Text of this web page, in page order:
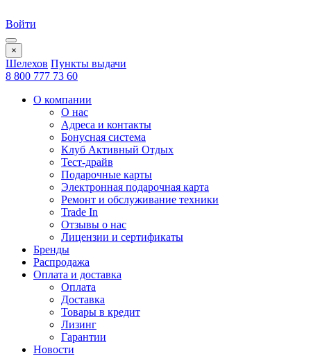
Войти
×
Шелехов Пункты выдачи
8 800 777 73 60
О компании
О нас
Адреса и контакты
Бонусная система
Клуб Активный Отдых
Тест-драйв
Подарочные карты
Электронная подарочная карта
Ремонт и обслуживание техники
Trade In
Отзывы о нас
Лицензии и сертификаты
Бренды
Распродажа
Оплата и доставка
Оплата
Доставка
Товары в кредит
Лизинг
Гарантии
Новости